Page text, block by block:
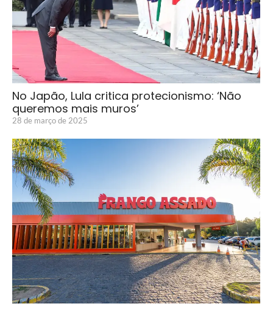
No Japão, Lula critica protecionismo: ‘Não
queremos mais muros’
28 de março de 2025